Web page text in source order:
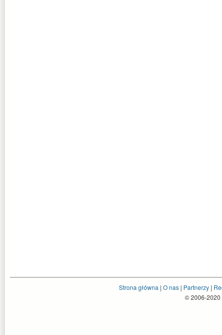
Strona główna | O nas| Partnerzy|
© 2006-2020